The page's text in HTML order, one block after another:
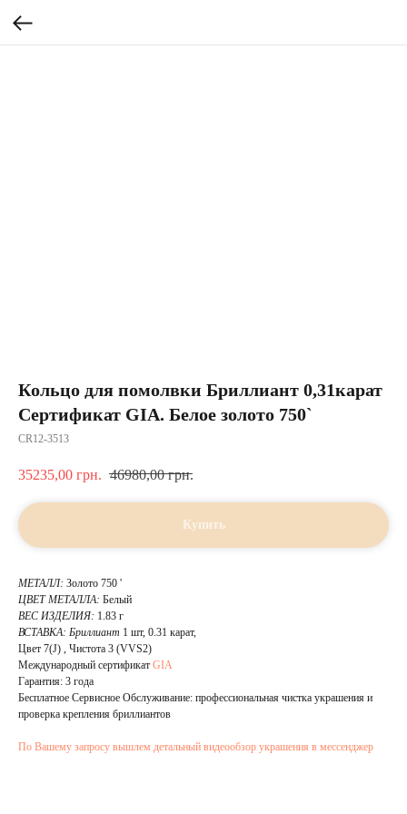
Кольцо для помолвки Бриллиант 0,31карат
Сертификат GIA. Белое золото 750`
CR12-3513
35235,00 грн. 46980,00 грн.
Купить
МЕТАЛЛ: Золото 750 '
ЦВЕТ МЕТАЛЛА: Белый
ВЕС ИЗДЕЛИЯ: 1.83 г
ВСТАВКА: Бриллиант 1 шт, 0.31 карат,
Цвет 7(J) , Чистота 3 (VVS2)
Международный сертификат GIA
Гарантия: 3 года
Бесплатное Сервисное Обслуживание: профессиональная чистка украшения и
проверка крепления бриллиантов
По Вашему запросу вышлем детальный видеообзор украшения в мессенджер